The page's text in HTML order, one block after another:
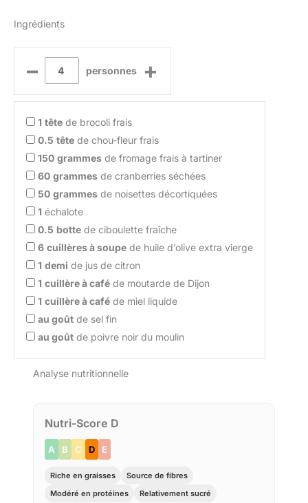
Ingrédients
– personnes +
1 tête de brocoli frais
0.5 tête de chou-fleur frais
150 grammes de fromage frais à tartiner
60 grammes de cranberries séchées
50 grammes de noisettes décortiquées
1 échalote
0.5 botte de ciboulette fraîche
6 cuillères à soupe de huile d’olive extra vierge
1 demi de jus de citron
1 cuillère à café de moutarde de Dijon
1 cuillère à café de miel liquide
au goût de sel fin
au goût de poivre noir du moulin
Analyse nutritionnelle
Nutri-Score D
A B C D E
Riche en graisses
Source de fibres
Modéré en protéines
Relativement sucré